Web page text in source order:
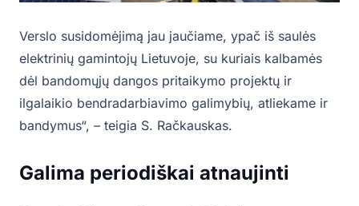
Verslo susidomėjimą jau jaučiame, ypač iš saulės
elektrinių gamintojų Lietuvoje, su kuriais kalbamės
dėl bandomųjų dangos pritaikymo projektų ir
ilgalaikio bendradarbiavimo galimybių, atliekame ir
bandymus“, – teigia S. Račkauskas.
Galima periodiškai atnaujinti